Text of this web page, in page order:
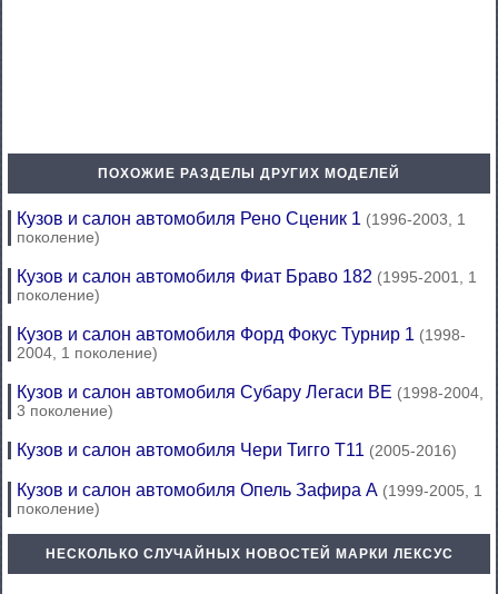
ПОХОЖИЕ РАЗДЕЛЫ ДРУГИХ МОДЕЛЕЙ
Кузов и салон автомобиля Рено Сценик 1 (1996-2003, 1
поколение)
Кузов и салон автомобиля Фиат Браво 182 (1995-2001, 1
поколение)
Кузов и салон автомобиля Форд Фокус Турнир 1 (1998-
2004, 1 поколение)
Кузов и салон автомобиля Субару Легаси BE (1998-2004,
3 поколение)
Кузов и салон автомобиля Чери Тигго Т11 (2005-2016)
Кузов и салон автомобиля Опель Зафира А (1999-2005, 1
поколение)
НЕСКОЛЬКО СЛУЧАЙНЫХ НОВОСТЕЙ МАРКИ ЛЕКСУС